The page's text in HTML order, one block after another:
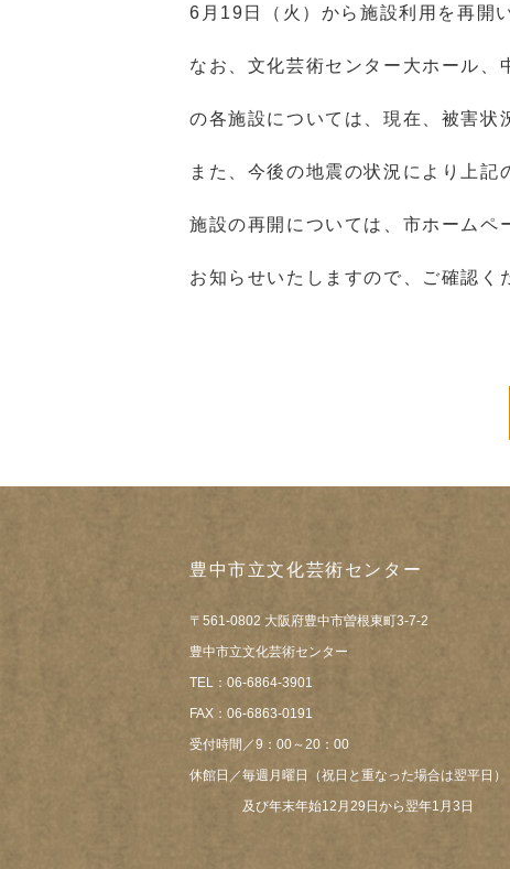
6月19日（火）から施設利用を再開
なお、文化芸術センター大ホール
の各施設については、現在、被害状
また、今後の地震の状況により上記
施設の再開については、市ホームペ
お知らせいたしますので、ご確認く
豊中市立文化芸術センター
〒561-0802 大阪府豊中市曽根東町3-7-2
豊中市立文化芸術センター
TEL：06-6864-3901
FAX：06-6863-0191
受付時間／9：00～20：00
休館日／毎週月曜日（祝日と重なった場合は翌平日）
及び年末年始12月29日から翌年1月3日